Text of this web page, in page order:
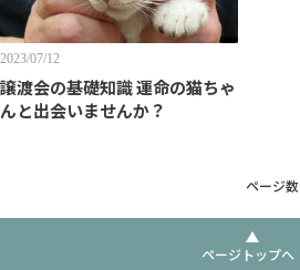
2023/07/12
譲渡会の基礎知識 運命の猫ちゃ
んと出会いませんか？
ページ数
ページトップへ